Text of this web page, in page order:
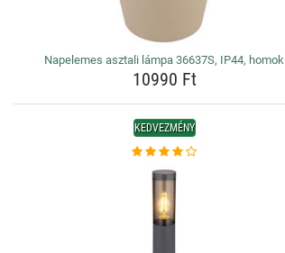
Napelemes asztali lámpa 36637S, IP44, homok
10990 Ft
KEDVEZMÉNY